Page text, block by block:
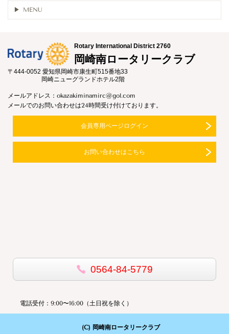
MENU
Rotary International District 2760
岡崎南ロータリークラブ
〒444-0052 愛知県岡崎市康生町515番地33
岡崎ニューグランドホテル2階
メールアドレス：okazakiminamirc@gol.com
メールでのお問い合わせは24時間受け付けております。
会員専用ページログイン
お問い合わせはこちら
0564-84-5779
電話受付：9:00〜16:00（土日祝を除く）
(C) 岡崎南ロータリークラブ